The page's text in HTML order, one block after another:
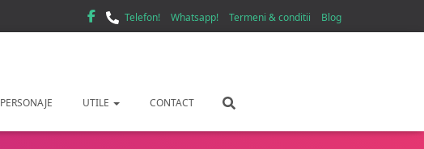
Telefon! Whatsapp! Termeni & conditii Blog
PERSONAJE UTILE CONTACT